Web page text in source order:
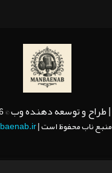
| طراح و توسعه دهنده وب
منبع ناب محفوظ است |